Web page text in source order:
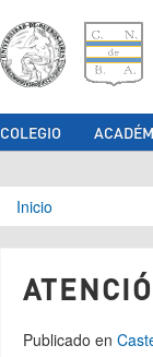
COLEGIO
Se
Inicio
Publicado en